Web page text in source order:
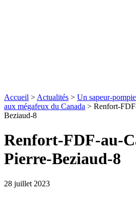
Accueil > Actualités > Un sapeur-
aux mégafeux du Canada > Renfort-
Beziaud-8
Renfort-FDF-au-
Pierre-Beziaud-8
28 juillet 2023